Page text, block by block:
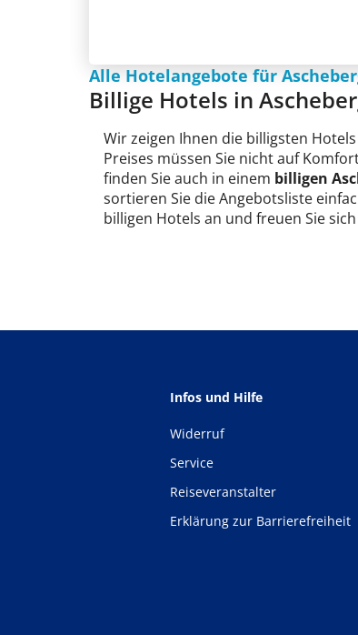
Alle Hotelangebote für
Billige Hotels in
Wir zeigen Ihnen die billigsten
Preises müssen Sie nicht auf
finden Sie auch in einem billigen
sortieren Sie die Angebotsliste
billigen Hotels an und freuen Sie
Infos und Hilfe
Widerruf
Service
Reiseveranstalter
Erklärung zur Barrierefreiheit